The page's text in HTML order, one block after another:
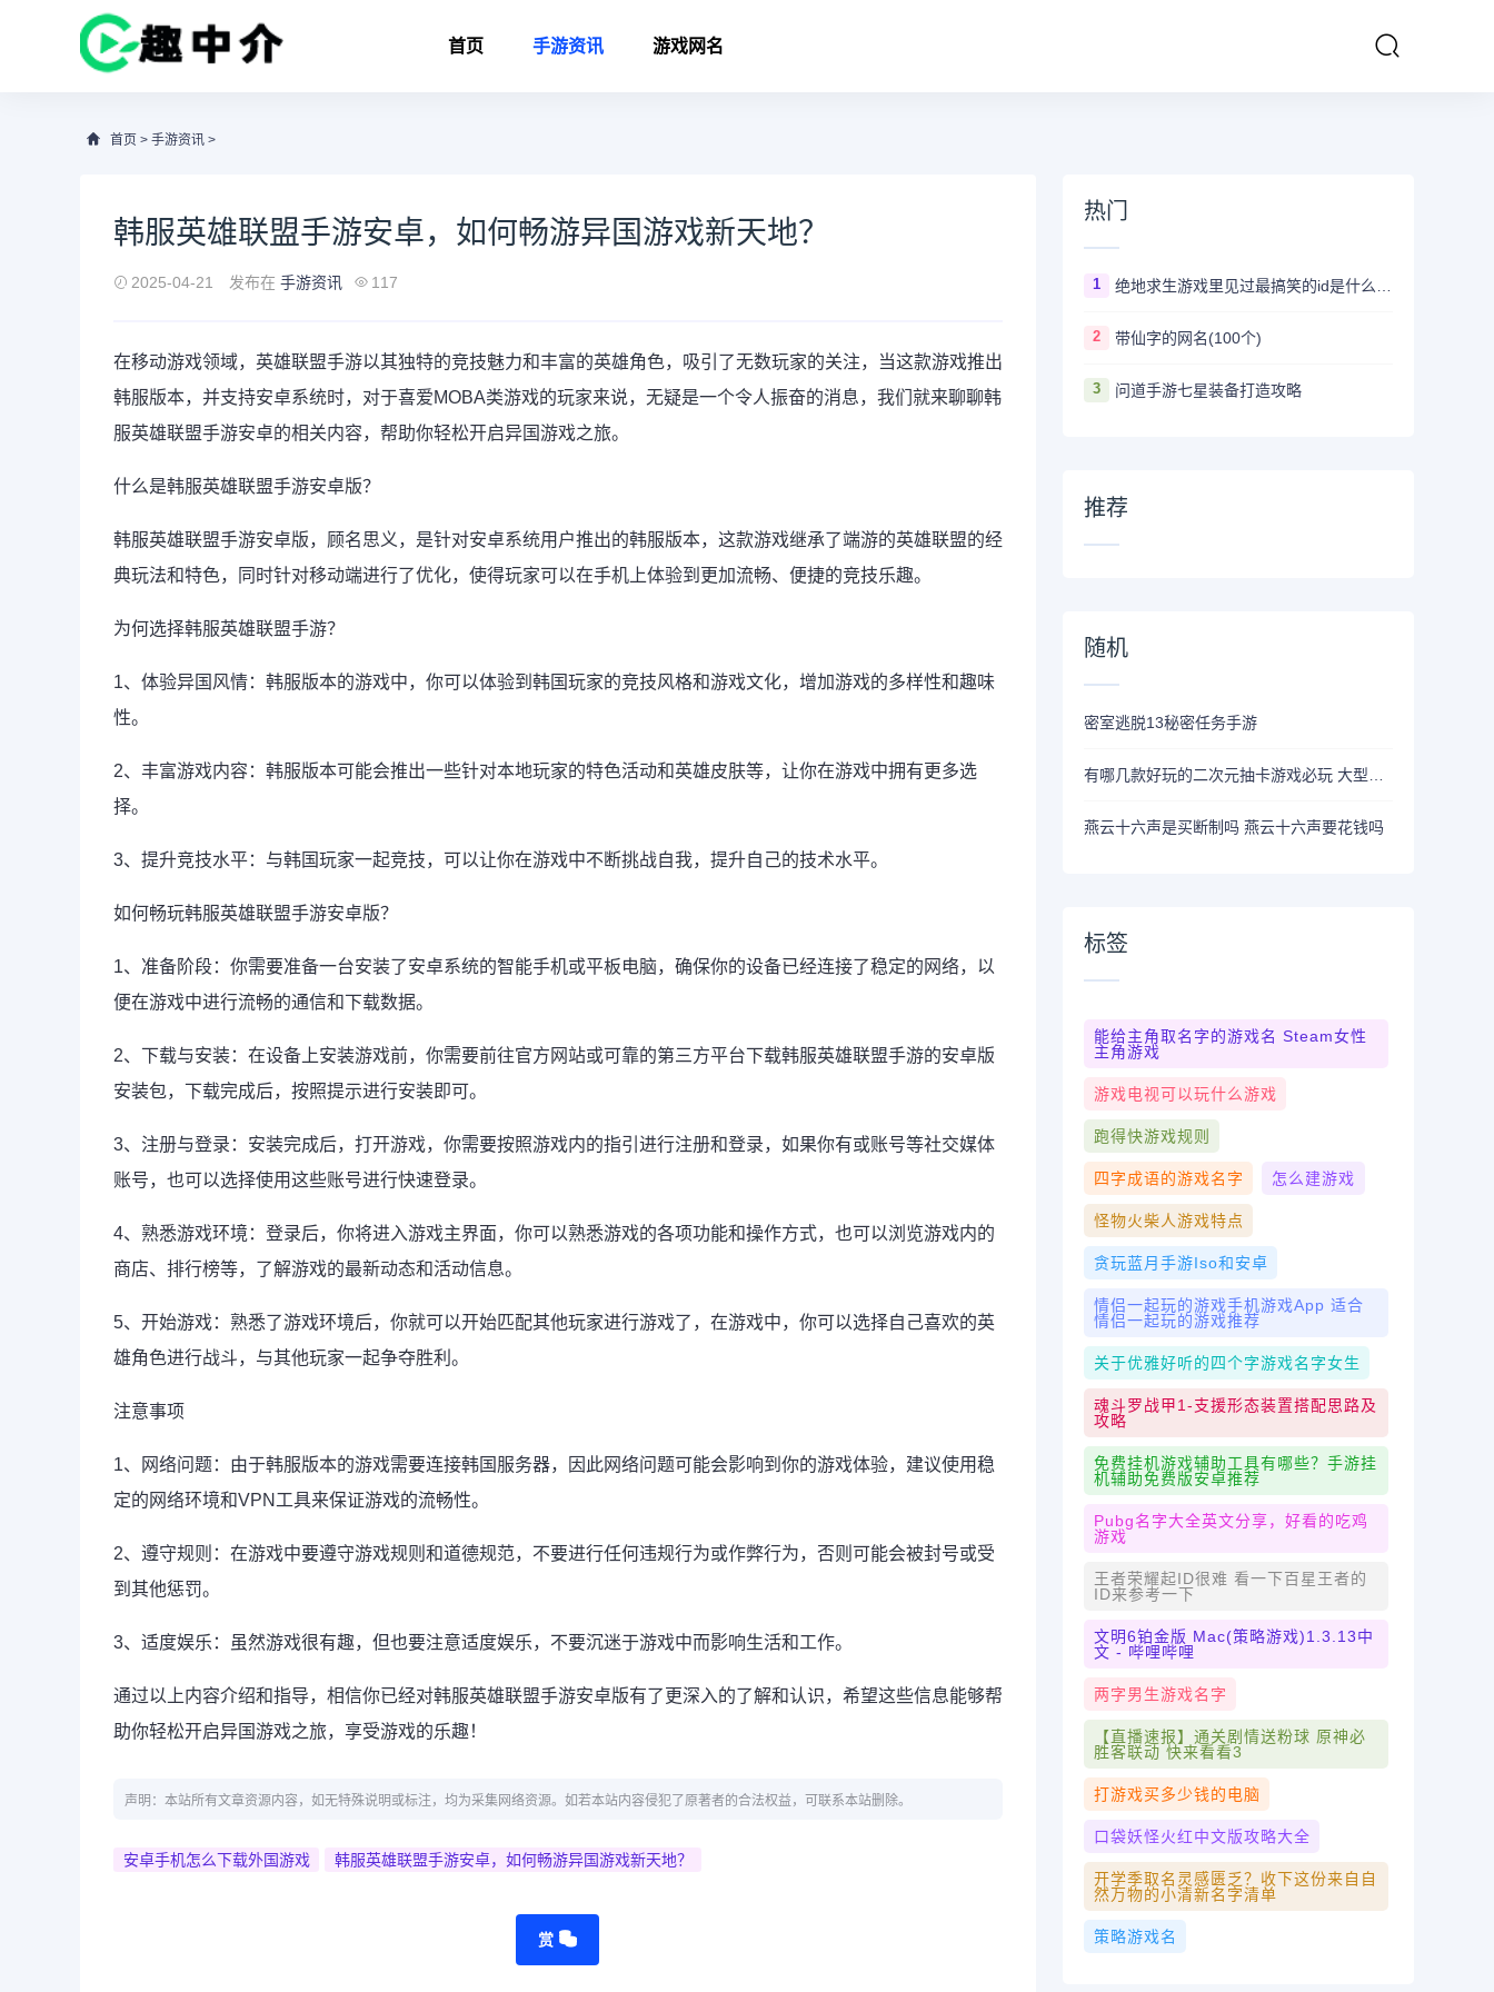
首页 手游资讯 游戏网名
首页 > 手游资讯 >
韩服英雄联盟手游安卓，如何畅游异国游戏新天地？
2025-04-21 发布在 手游资讯 117
在移动游戏领域， 英雄联盟手游以其独特的竞技魅力和丰富的英雄角色，吸引了无数玩家的关注，当这款游戏推出
韩服版本，并支持安卓系统时，对于喜爱MOBA类游戏的玩家来说，无疑是一个令人振奋的消息，我们就来聊聊韩
服英雄联盟手游安卓的相关内容，帮助你轻松开启异国游戏之旅。
什么是韩服英雄联盟手游安卓版？
韩服英雄联盟手游安卓版，顾名思义，是针对安卓系统用户推出的韩服版本，这款游戏继承了端游的英雄联盟的经
典玩法和特色，同时针对移动端进行了优化，使得玩家可以在手机上体验到更加流畅、便捷的竞技乐趣。
为何选择韩服英雄联盟手游？
1、体验异国风情：韩服版本的游戏中，你可以体验到韩国玩家的竞技风格和游戏文化，增加游戏的多样性和趣味
性。
2、丰富游戏内容：韩服版本可能会推出一些针对本地玩家的特色活动和英雄皮肤等，让你在游戏中拥有更多选
择。
3、提升竞技水平：与韩国玩家一起竞技，可以让你在游戏中不断挑战自我，提升自己的技术水平。
如何畅玩韩服英雄联盟手游安卓版？
1、准备阶段：你需要准备一台安装了安卓系统的智能手机或平板电脑，确保你的设备已经连接了稳定的网络，以
便在游戏中进行流畅的通信和下载数据。
2、下载与安装：在设备上安装游戏前，你需要前往官方网站或可靠的第三方平台下载韩服英雄联盟手游的安卓版
安装包，下载完成后，按照提示进行安装即可。
3、注册与登录：安装完成后，打开游戏，你需要按照游戏内的指引进行注册和登录，如果你有或账号等社交媒体
账号，也可以选择使用这些账号进行快速登录。
4、熟悉游戏环境：登录后，你将进入游戏主界面，你可以熟悉游戏的各项功能和操作方式，也可以浏览游戏内的
商店、排行榜等，了解游戏的最新动态和活动信息。
5、开始游戏：熟悉了游戏环境后，你就可以开始匹配其他玩家进行游戏了，在游戏中，你可以选择自己喜欢的英
雄角色进行战斗，与其他玩家一起争夺胜利。
注意事项
1、网络问题：由于韩服版本的游戏需要连接韩国服务器，因此网络问题可能会影响到你的游戏体验，建议使用稳
定的网络环境和VPN工具来保证游戏的流畅性。
2、遵守规则：在游戏中要遵守游戏规则和道德规范，不要进行任何违规行为或作弊行为，否则可能会被封号或受
到其他惩罚。
3、适度娱乐：虽然游戏很有趣，但也要注意适度娱乐，不要沉迷于游戏中而影响生活和工作。
通过以上内容介绍和指导，相信你已经对韩服英雄联盟手游安卓版有了更深入的了解和认识，希望这些信息能够帮
助你轻松开启异国游戏之旅，享受游戏的乐趣！
声明：本站所有文章资源内容，如无特殊说明或标注，均为采集网络资源。如若本站内容侵犯了原著者的合法权益，可联系本站删除。
安卓手机怎么下载外国游戏 韩服英雄联盟手游安卓，如何畅游异国游戏新天地？
赏
热门
1
2 带仙字的网名(100个)
3 问道手游七星装备打造攻略
推荐
随机
密室逃脱13秘密任务手游
燕云十六声是买断制吗 燕云十六声要花钱吗
标签
能给主角取名字的游戏名 Steam女性
主角游戏
游戏电视可以玩什么游戏
跑得快游戏规则
四字成语的游戏名字 怎么建游戏
怪物火柴人游戏特点
贪玩蓝月手游iso和安卓
情侣一起玩的游戏手机游戏app 适合
情侣一起玩的游戏推荐
关于优雅好听的四个字游戏名字女生
魂斗罗战甲1-支援形态装置搭配思路及
攻略
免费挂机游戏辅助工具有哪些？手游挂
机辅助免费版安卓推荐
Pubg名字大全英文分享，好看的吃鸡
游戏
王者荣耀起ID很难 看一下百星王者的
ID来参考一下
文明6铂金版 Mac(策略游戏)1.3.13中
文 - 哔哩哔哩
两字男生游戏名字
【直播速报】通关剧情送粉球 原神必
胜客联动 快来看看3
打游戏买多少钱的电脑
口袋妖怪火红中文版攻略大全
开学季取名灵感匮乏？收下这份来自自
然万物的小清新名字清单
策略游戏名